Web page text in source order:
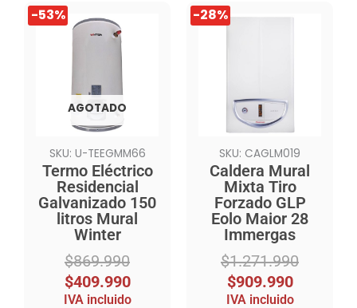
-53%
AGOTADO
SKU: U-TEEGMM66
Termo Eléctrico
Residencial
Galvanizado 150
litros Mural
Winter
$869.990
El
precio
$869.990.
$409.990
El
precio
$409.990.
IVA incluido
-28%
SKU: CAGLM019
Caldera Mural
Mixta Tiro
Forzado GLP
Eolo Maior 28
Immergas
$1.271.990
El
precio
$1.271.990.
$909.990
El
precio
$909.990.
IVA incluido